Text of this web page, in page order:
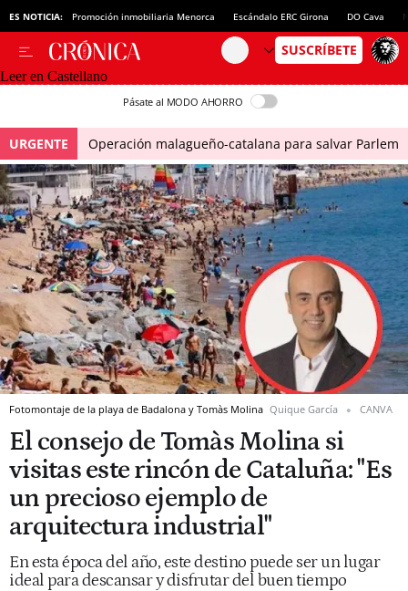
ES NOTICIA: Promoción inmobiliaria Menorca Escándalo ERC Girona DO Cava
Leer en Castellano
Pásate al MODO AHORRO
URGENTE Operación malagueño-catalana para salvar Parlem
Fotomontaje de la playa de Badalona y Tomàs Molina Quique García CANVA
El consejo de Tomàs Molina si
visitas este rincón de Cataluña: "Es
un precioso ejemplo de
arquitectura industrial"
En esta época del año, este destino puede ser un lugar
ideal para descansar y disfrutar del buen tiempo